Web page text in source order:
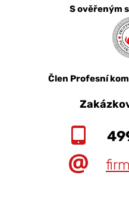
S ověřeným
Člen Profesní